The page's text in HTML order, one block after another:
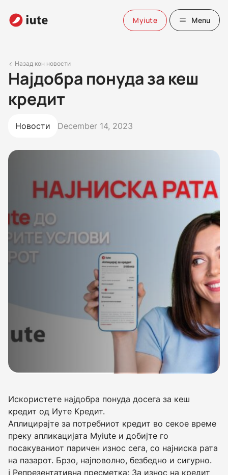
Myiute Menu
Назад кон новости
Најдобра понуда за кеш
кредит
Новости December 14, 2023
Искористете најдобра понуда досега за кеш
кредит од Иуте Кредит.
Аплицирајте за потребниот кредит во секое време
преку апликацијата Myiute и добијте го
посакуваниот паричен износ сега, со најниска рата
на пазарот. Брзо, најповолно, безбедно и сигурно.
ℹ️ Репрезентативна пресметка: За износ на кредит